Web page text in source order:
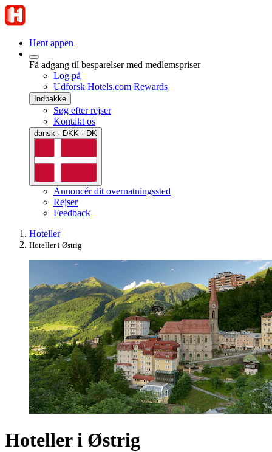
Hent appen
Få adgang til besparelser med medlemspriser
Log på
Udforsk Hotels.com Rewards
Indbakke
Søg efter rejser
Kontakt os
dansk · DKK · DK
Annoncér dit overnatningssted
Rejser
Feedback
Hoteller
Hoteller i Østrig
Hoteller i Østrig